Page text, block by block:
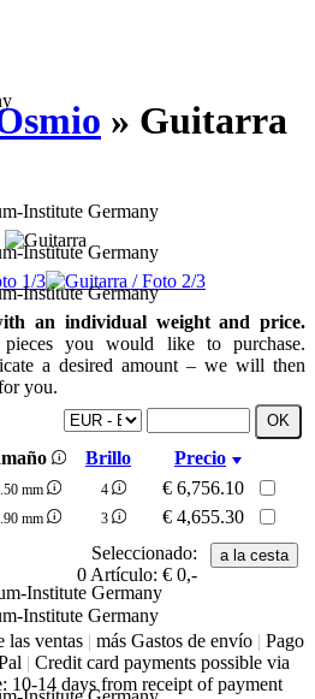
» Guitarra
an individual weight and price.
pieces you would like to purchase.
a desired amount – we will then
you.
Brillo
Precio
mm 4 € 6,756.10
mm 3 € 4,655.30
Seleccionado:
0 Artículo: € 0,-
las ventas | más Gastos de envío | Pago
| Credit card payments possible via
10-14 days from receipt of payment